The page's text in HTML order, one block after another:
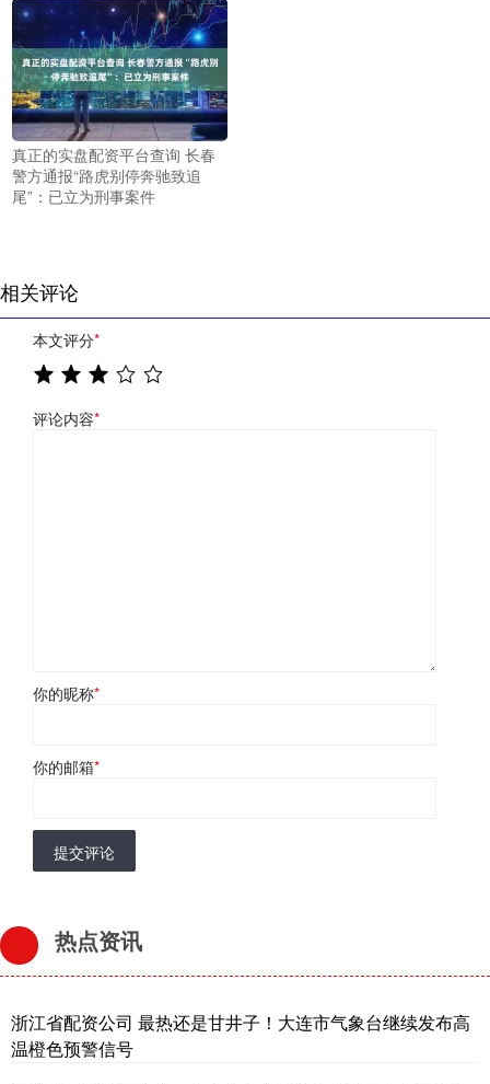
真正的实盘配资平台查询 长春
警方通报“路虎别停奔驰致追
尾”：已立为刑事案件
相关评论
本文评分*
评论内容*
你的昵称*
你的邮箱*
提交评论
热点资讯
浙江省配资公司 最热还是甘井子！大连市气象台继续发布高
温橙色预警信号